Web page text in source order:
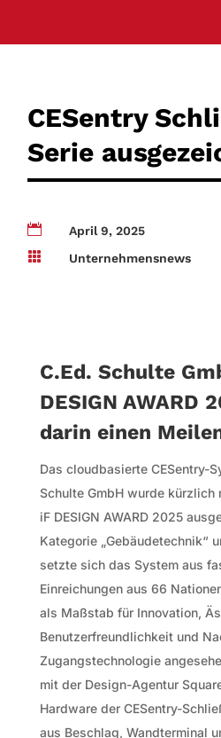
CESentry
Serie

April 9, 2025

Unternehmensnews
C.Ed. Schulte
DESIGN AWARD
darin einen
Das cloudbasierte CESentry-
Schulte GmbH wurde kürzlich
iF DESIGN AWARD 2025
Kategorie „Gebäudetechnik“
setzte sich das System aus
Einreichungen aus 66
als Maßstab für Innovation,
Benutzerfreundlichkeit und
Zugangstechnologie
mit der Design-Agentur
Hardware der CESentry-
aus Beschlag, Wandterminal